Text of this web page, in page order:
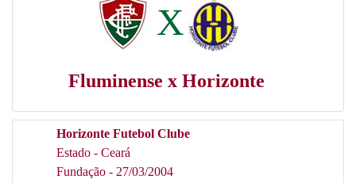
X
Fluminense x Horizonte
Horizonte Futebol Clube
Estado - Ceará
Fundação - 27/03/2004